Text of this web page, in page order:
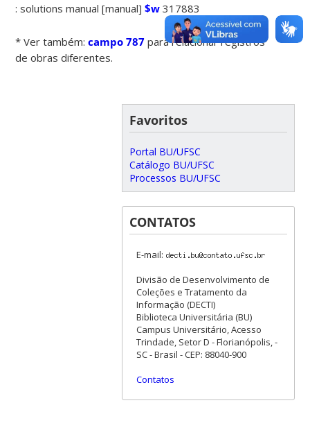
: solutions manual [manual]$w 317883
* Ver também:campo 787 para relacionar registros
de obras diferentes.
Favoritos
Portal BU/UFSC
Catálogo BU/UFSC
Processos BU/UFSC
CONTATOS
E-mail:
Divisão de Desenvolvimento de
Coleções e Tratamento da
Informação (DECTI)
Biblioteca Universitária (BU)
Campus Universitário, Acesso
Trindade, Setor D - Florianópolis, -
SC - Brasil - CEP: 88040-900
Contatos